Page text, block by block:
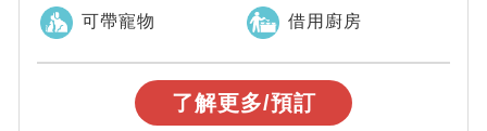
歡享受私人空間，不被打擾
可帶寵物 借用廚房
了解更多/預訂